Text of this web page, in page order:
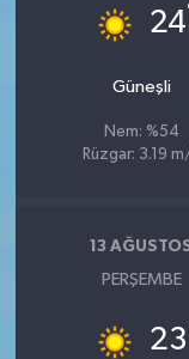
24
Güneşli
Nem: %54
Rüzgar: 3.19
13
PERŞEMBE
23